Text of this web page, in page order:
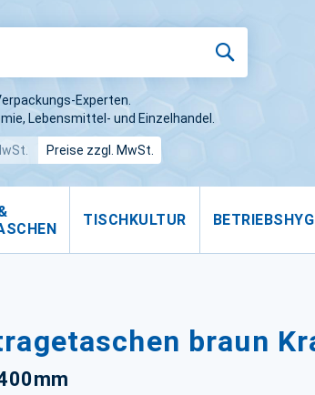
Experten.
Lebensmittel- und Einzelhandel.
Preise zzgl. MwSt.
TISCHKULTUR
braun